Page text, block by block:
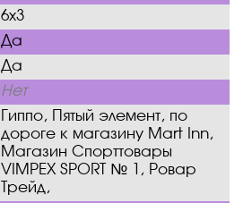
6х3
Да
Да
Нет
Гиппо, Пятый элемент, по
дороге к магазину Mart Inn,
Магазин Спорттовары
VIMPEX SPORT № 1, Ровар
Трейд,